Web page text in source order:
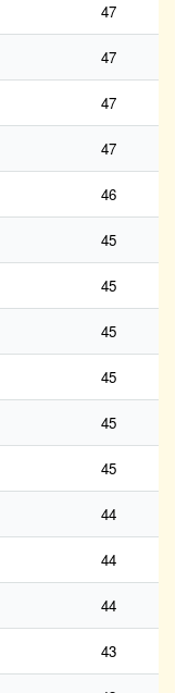
47
47
47
47
46
45
45
45
45
45
45
44
44
44
43